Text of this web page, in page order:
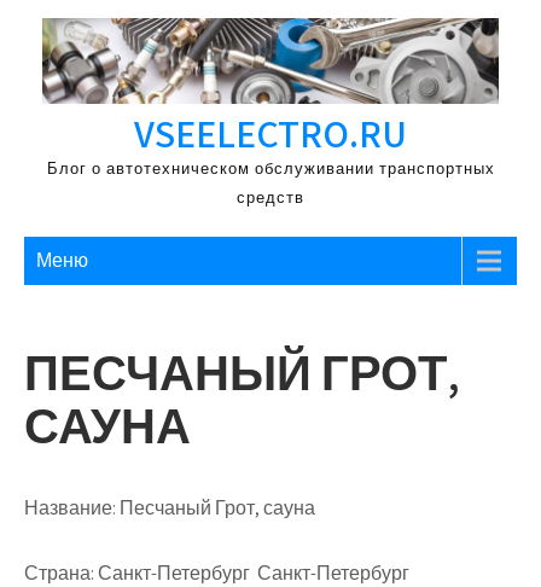
Перейти
содержимому
VSEELECTRO.RU
Блог о автотехническом обслуживании транспортных
средств
Меню
ПЕСЧАНЫЙ ГРОТ,
САУНА
Название: Песчаный Грот, сауна
Страна:Санкт-Петербург Санкт-Петербург